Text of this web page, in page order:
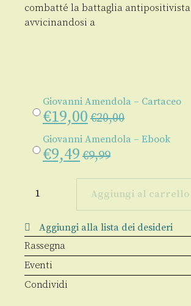
combatté la battaglia antipositivista
avvicinandosi a
Giovanni Amendola – Cartaceo
€19,00 €20,00
Giovanni Amendola – Ebook
€9,49 €9,99
Amendola
Aggiungi al carrello
Aggiungi alla lista dei desideri
Rassegna
Eventi
Condividi